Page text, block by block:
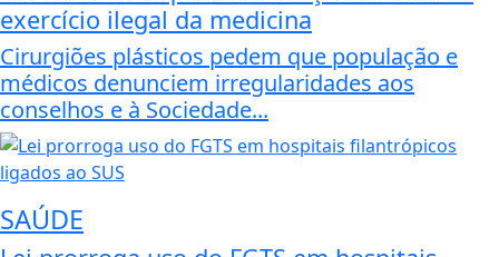
exercício ilegal da medicina
Cirurgiões plásticos pedem que população e
médicos denunciem irregularidades aos
conselhos e à Sociedade...
SAÚDE